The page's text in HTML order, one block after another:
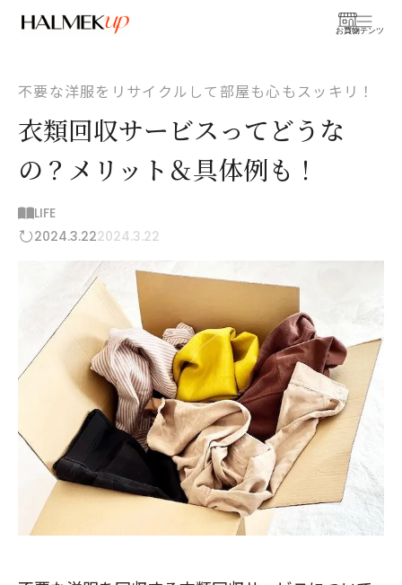
お買物
コンテンツ
不要な洋服をリサイクルして部屋も心もスッキリ！
衣類回収サービスってどうな
の？メリット＆具体例も！
LIFE
2024.3.222024.3.22